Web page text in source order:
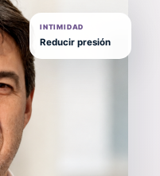
INTIMIDAD
Reducir presión